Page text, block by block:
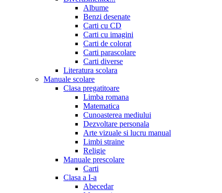
Albume
Benzi desenate
Carti cu CD
Carti cu imagini
Carti de colorat
Carti parascolare
Carti diverse
Literatura scolara
Manuale scolare
Clasa pregatitoare
Limba romana
Matematica
Cunoasterea mediului
Dezvoltare personala
Arte vizuale si lucru manual
Limbi straine
Religie
Manuale prescolare
Carti
Clasa a I-a
Abecedar